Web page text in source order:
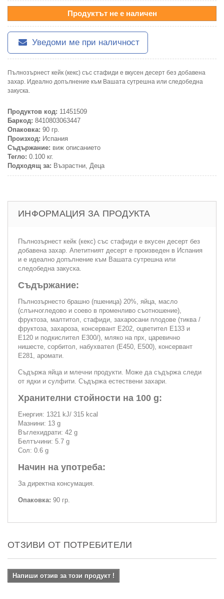
Продуктът не е наличен
Уведоми ме при наличност
Пълнозърнест кейк (кекс) със стафиди е вкусен десерт без добавена
захар. Идеално допълнение към Вашата сутрешна или следобедна
закуска.
Продуктов код: 11451509
Баркод: 8410803063447
Опаковка: 90 гр.
Произход: Испания
Съдържание: виж описанието
Тегло: 0.100 кг.
Подходящ за: Възрастни, Деца
ИНФОРМАЦИЯ ЗА ПРОДУКТА
Пълнозърнест кейк (кекс) със стафиди е вкусен десерт без
добавена захар. Апетитният десерт е произведен в Испания
и е идеално допълнение към Вашата сутрешна или
следобедна закуска.
Съдържание:
Пълнозърнесто брашно (пшеница) 20%, яйца, масло
(слънчогледово и соево в променливо съотношение),
фруктоза, малтитол, стафиди, захаросани плодове (тиква /
фруктоза, захароза, консервант Е202, оцветител Е133 и
Е120 и подкислител Е300/), мляко на прх, царевично
нишесте, сорбитол, набухвател (Е450, Е500), консервант
Е281, аромати.
Съдържа яйца и млечни продукти. Може да съдържа следи
от ядки и сулфити. Съдържа естествени захари.
Хранителни стойности на 100 g:
Енергия: 1321 kJ/ 315 kcal
Мазнини: 13 g
Въглехидрати: 42 g
Белтъчини: 5.7 g
Сол: 0.6 g
Начин на употреба:
За директна консумация.
Опаковка: 90 гр.
ОТЗИВИ ОТ ПОТРЕБИТЕЛИ
Напиши отзив за този продукт !